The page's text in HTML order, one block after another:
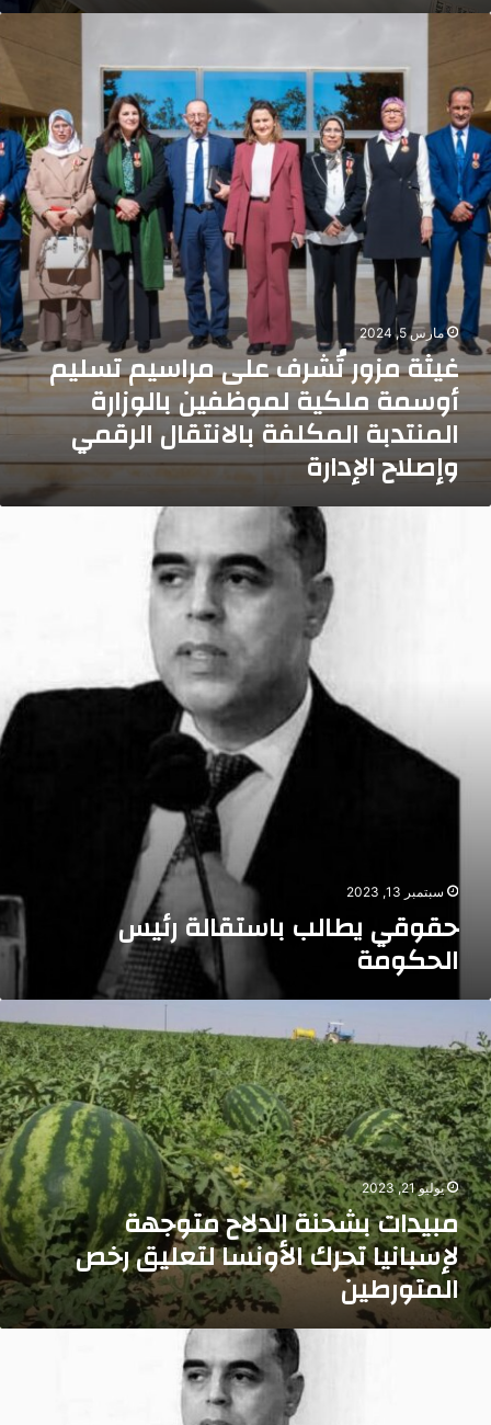
على
مراسيم
تسليم
أوسمة
ملكية
لموظفين
بالوزارة
المنتدبة
المكلفة
بالانتقال
الرقمي
وإصلاح
الإدارة
مارس 5, 2024
غيثة مزور تُشرف على مراسيم تسليم
أوسمة ملكية لموظفين بالوزارة
المنتدبة المكلفة بالانتقال الرقمي
وإصلاح الإدارة
سبتمبر 13, 2023
حقوقي يطالب باستقالة رئيس
الحكومة
بشحنة
الدلاح
متوجهة
لإسبانيا
تحرك
الأونسا
لتعليق
رخص
المتورطين
يوليو 21, 2023
مبيدات بشحنة الدلاح متوجهة
لإسبانيا تحرك الأونسا لتعليق رخص
المتورطين